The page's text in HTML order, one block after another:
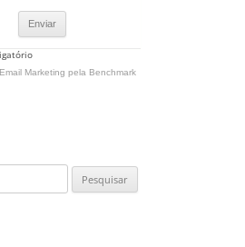
Marketing pela Benchmark